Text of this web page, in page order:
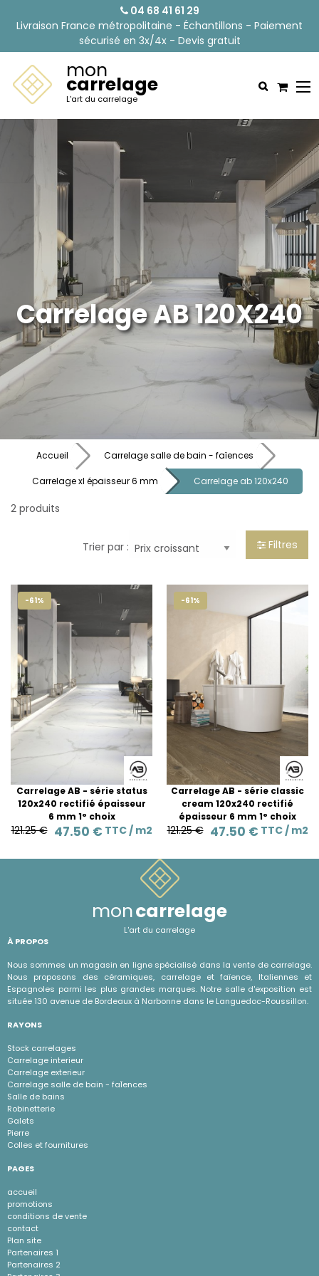
04 68 41 61 29
Livraison France métropolitaine - Échantillons - Paiement
sécurisé en 3x/4x - Devis gratuit
mon
carrelage
L'art du carrelage
Carrelage AB 120X240
Accueil Carrelage salle de bain - faïences
Carrelage xl épaisseur 6 mm Carrelage ab 120x240
2 produits
Trier par : Filtres
-61%
Carrelage AB - série status
120x240 rectifié épaisseur
6 mm 1° choix
121.25 € 47.50 € TTC / m2
-61%
Carrelage AB - série classic
cream 120x240 rectifié
épaisseur 6 mm 1° choix
121.25 € 47.50 € TTC / m2
moncarrelage
L'art du carrelage
À PROPOS
Nous sommes un magasin en ligne spécialisé dans la vente de carrelage.
Nous proposons des céramiques, carrelage et faïence, Italiennes et
Espagnoles parmi les plus grandes marques. Notre salle d'exposition est
située 130 avenue de Bordeaux à Narbonne dans le Languedoc-Roussillon.
RAYONS
Stock carrelages
Carrelage interieur
Carrelage exterieur
Carrelage salle de bain - faÏences
Salle de bains
Robinetterie
Galets
Pierre
Colles et fournitures
PAGES
accueil
promotions
conditions de vente
contact
Plan site
Partenaires 1
Partenaires 2